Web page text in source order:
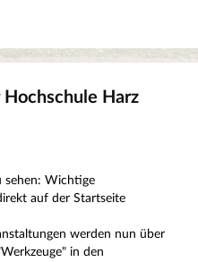
Hochschule Harz
sehen: Wichtige
auf der Startseite
werden nun über
in den